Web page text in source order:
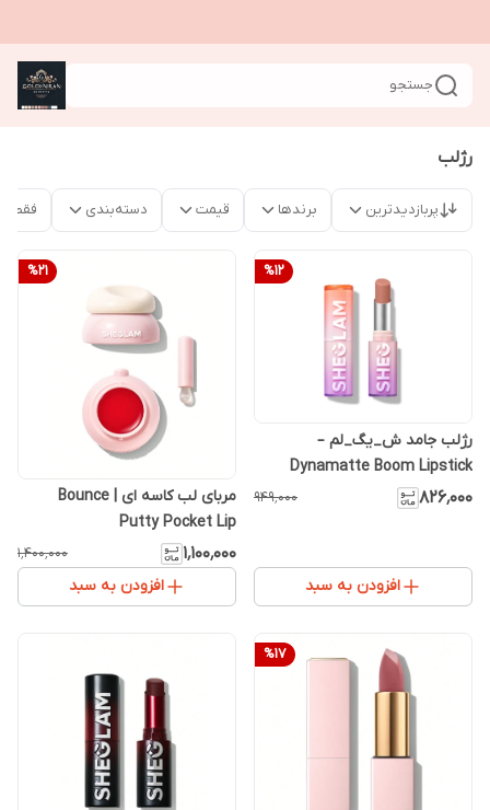
جستجو
رژلب
پربازدیدترین برندها قیمت دسته‌بندی فقط
%12
رژلب جامد ش_یگ_لم –
Dynamatte Boom Lipstick
۸۲۶٬۰۰۰ ۹۴۹٬۰۰۰
افزودن به سبد
%21
مربای لب کاسه ای | Bounce
Putty Pocket Lip
۱٬۱۰۰٬۰۰۰ ۱٬۴۰۰٬۰۰۰
افزودن به سبد
%17